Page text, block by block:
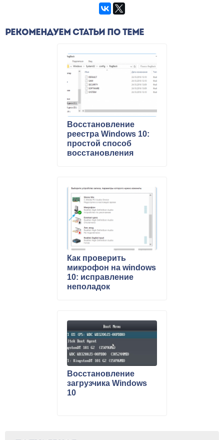
РЕКОМЕНДУЕМ СТАТЬИ ПО ТЕМЕ
Восстановление
реестра Windows 10:
простой способ
восстановления
Как проверить
микрофон на windows
10: исправление
неполадок
Восстановление
загрузчика Windows
10